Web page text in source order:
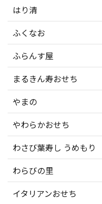
はり清
ふくなお
ふらんす屋
まるきん寿おせち
やまの
やわらかおせち
わさび葉寿し うめもり
わらびの里
イタリアンおせち